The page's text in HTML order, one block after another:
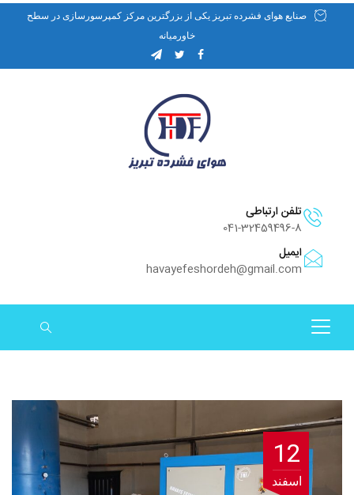
صنایع هوای فشرده تبریز یکی از بزرگترین مرکز کمپرسورسازی در سطح
خاورمیانه
تلفن ارتباطی
041-32459496-8
ایمیل
havayefeshordeh@gmail.com
12
اسفند